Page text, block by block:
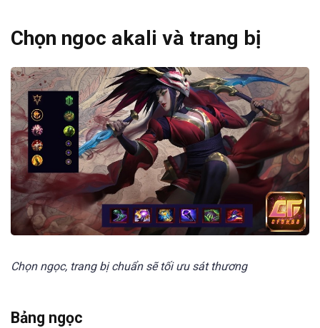
Chọn ngoc akali và trang bị
Chọn ngọc, trang bị chuẩn sẽ tối ưu sát thương
Bảng ngọc